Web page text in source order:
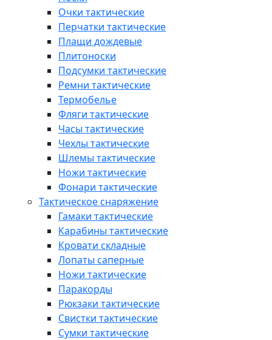
Очки тактические
Перчатки тактические
Плащи дождевые
Плитоноски
Подсумки тактические
Ремни тактические
Термобелье
Фляги тактические
Часы тактические
Чехлы тактические
Шлемы тактические
Ножи тактические
Фонари тактические
Тактическое снаряжение
Гамаки тактические
Карабины тактические
Кровати складные
Лопаты саперные
Ножи тактические
Паракорды
Рюкзаки тактические
Свистки тактические
Сумки тактические